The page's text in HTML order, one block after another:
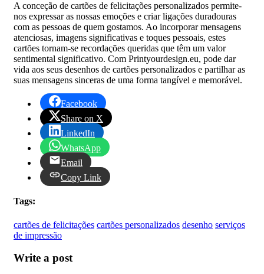
A conceção de cartões de felicitações personalizados permite-
nos expressar as nossas emoções e criar ligações duradouras
com as pessoas de quem gostamos. Ao incorporar mensagens
atenciosas, imagens significativas e toques pessoais, estes
cartões tornam-se recordações queridas que têm um valor
sentimental significativo. Com Printyourdesign.eu, pode dar
vida aos seus desenhos de cartões personalizados e partilhar as
suas mensagens sinceras de uma forma tangível e memorável.
Facebook
Share on X
LinkedIn
WhatsApp
Email
Copy Link
Tags:
cartões de felicitações cartões personalizados desenho serviços
de impressão
Write a post